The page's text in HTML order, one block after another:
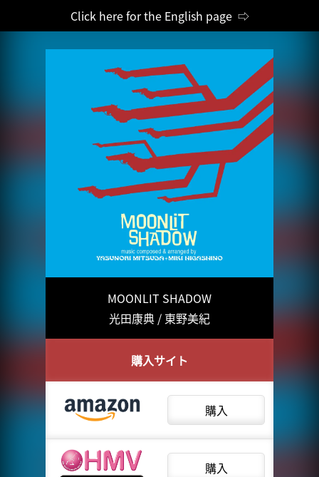
Click here for the English page ⇨
MOONLIT SHADOW
光田康典 / 東野美紀
購入サイト
購入
購入